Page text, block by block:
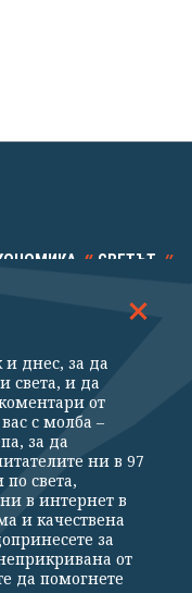
СВЕТЪТ
КАЛЕЙДОСКОП
поверителност
За Клуб Z
ни
и днес, за да
света, и да
от
с молба –
за да
ни в 97
света,
в интернет в
и качествена
за
от
да помогнете